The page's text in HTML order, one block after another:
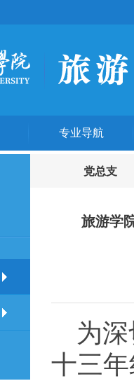
专业导航
党总支
旅游学
为
十三